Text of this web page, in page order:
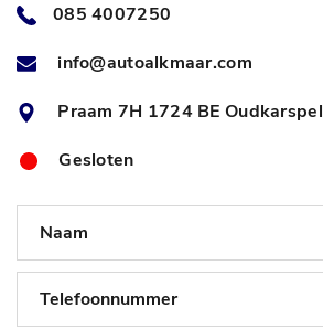
085 4007250
info@autoalkmaar.com
Praam 7H 1724 BE Oudkarspel
Gesloten